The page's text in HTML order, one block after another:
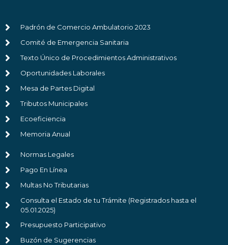
Padrón de Comercio Ambulatorio 2023
Comité de Emergencia Sanitaria
Texto Único de Procedimientos Administrativos
Oportunidades Laborales
Mesa de Partes Digital
Tributos Municipales
Ecoeficiencia
Memoria Anual
Normas Legales
Pago En Línea
Multas No Tributarias
Consulta el Estado de tu Trámite (Registrados hasta el
05.01.2025)
Presupuesto Participativo
Buzón de Sugerencias